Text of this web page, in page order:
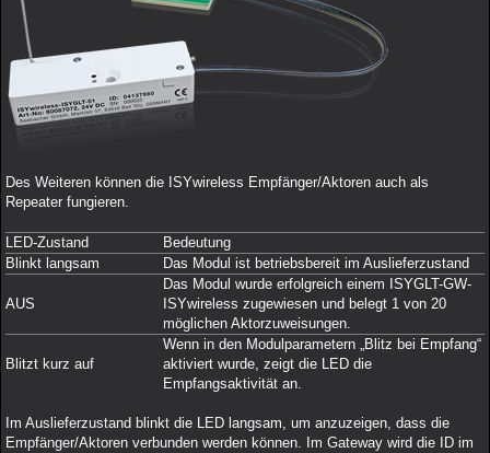
Des Weiteren können die ISYwireless Empfänger/Aktoren auch als
Repeater fungieren.
LED-Zustand
Bedeutung
Blinkt langsam
Das Modul ist betriebsbereit im Auslieferzustand
AUS
Das Modul wurde erfolgreich einem ISYGLT-GW-
ISYwireless zugewiesen und belegt 1 von 20
möglichen Aktorzuweisungen.
Blitzt kurz auf
Wenn in den Modulparametern „Blitz bei Empfang“
aktiviert wurde, zeigt die LED die
Empfangsaktivität an.
Im Auslieferzustand blinkt die LED langsam, um anzuzeigen, dass die
Empfänger/Aktoren verbunden werden können. Im Gateway wird die ID im